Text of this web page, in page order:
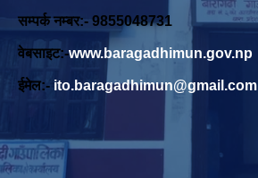
सम्पर्क नम्बर:- 9855048731
वेबसाइट:-www.baragadhimun.gov.np
ईमेल:- ito.baragadhimun@gmail.com